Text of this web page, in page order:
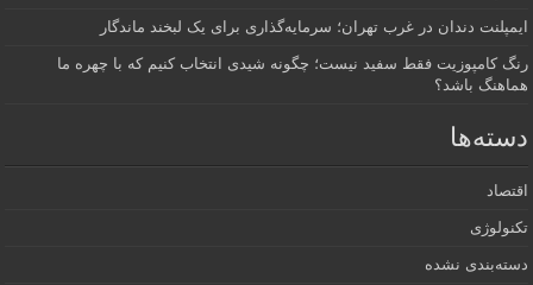
ایمپلنت دندان در غرب تهران؛ سرمایه‌گذاری برای یک لبخند ماندگار
رنگ کامپوزیت فقط سفید نیست؛ چگونه شیدی انتخاب کنیم که با چهره ما
هماهنگ باشد؟
دسته‌ها
اقتصاد
تکنولوژی
دسته‌بندی نشده